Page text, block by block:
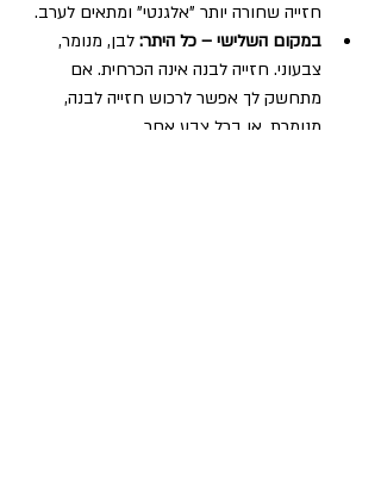
חזייה שחורה יותר "אלגנטי" ומתאים לערב.
במקום השלישי – כל היתר: לבן, מנומר,
צבעוני. חזייה לבנה אינה הכרחית. אם
מתחשק לך אפשר לרכוש חזייה לבנה,
מנומרת, או בכל צבע אחר.